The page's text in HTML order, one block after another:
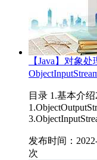
【Java】对象
目录 1.基本介绍
发布时间：
次